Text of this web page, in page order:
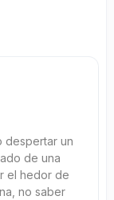
despertar un
de una
el hedor de
no saber